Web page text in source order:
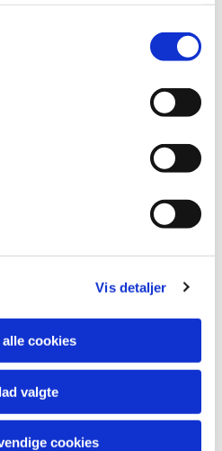
Vis detaljer
cookies
valgte
cookies

adresse
2100 København Ø